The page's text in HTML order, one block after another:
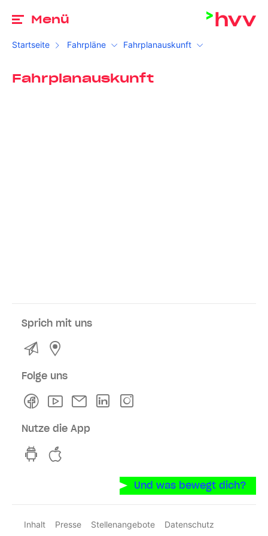
Menü
Startseite Fahrpläne Fahrplanauskunft
Fahrplanauskunft
Sprich mit uns
Kontakt
Folge uns
FacebookYoutubeNewsletterLinkedln
Nutze die App
hvv switch App auf GooglePlay
Und was bewegt dich?
Inhalt Presse Stellenangebote
Datenschutz